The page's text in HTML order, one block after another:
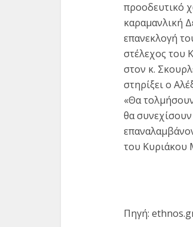
προοδευτικό
καραμανλική
επανεκλογή
στέλεχος του
στον κ.
στηρίξει ο
«Θα
θα
του Κυριάκου
Πηγή: